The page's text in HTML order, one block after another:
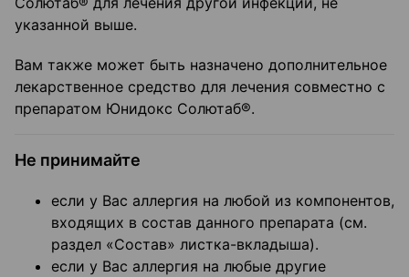
указанной выше.
Вам также может быть назначено дополнительное
лекарственное средство для лечения совместно с
препаратом Юнидокс Солютаб®.
Не принимайте
если у Вас аллергия на любой из компонентов,
входящих в состав данного препарата (см.
раздел «Состав» листка-вкладыша).
если у Вас аллергия на любые другие